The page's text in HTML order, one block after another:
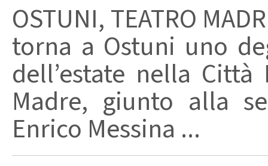
OSTUNI, TEATRO
torna a Ostuni uno
dell’estate nella
Madre, giunto alla
Enrico Messina ...